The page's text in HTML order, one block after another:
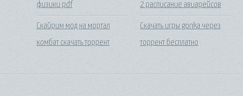
физики pdf
Скайрим мод на мортал
комбат скачать торрент
2 расписание авиарейсов
Скачать игры gonka через
торрент бесплатно